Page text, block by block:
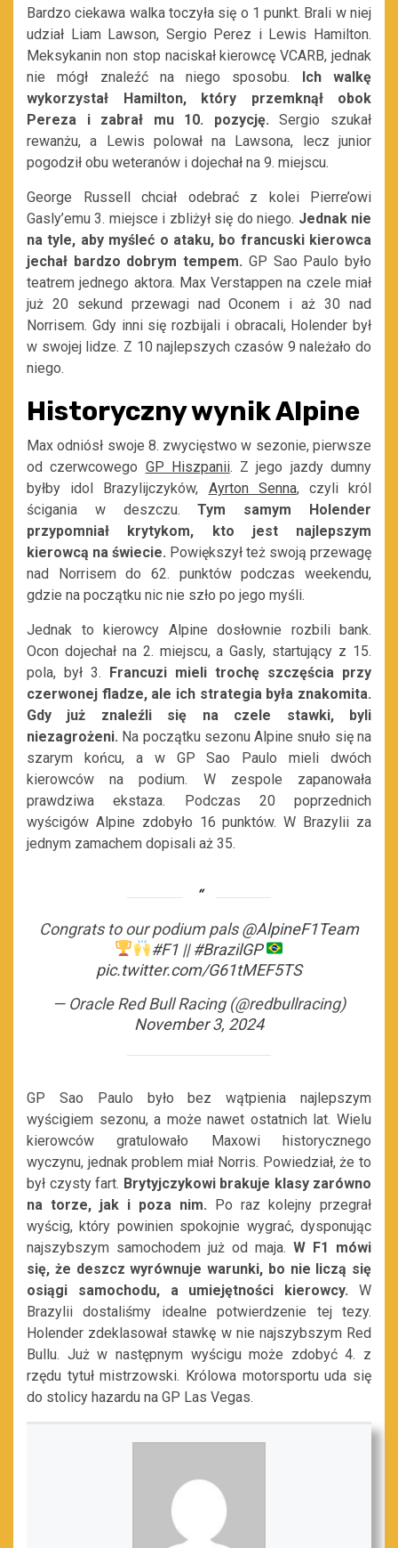
Bardzo ciekawa walka toczyła się o 1 punkt. Brali w niej
udział Liam Lawson, Sergio Perez i Lewis Hamilton.
Meksykanin non stop naciskał kierowcę VCARB, jednak
nie mógł znaleźć na niego sposobu. Ich walkę
wykorzystał Hamilton, który przemknął obok
Pereza i zabrał mu 10. pozycję.Sergio szukał
rewanżu, a Lewis polował na Lawsona, lecz junior
pogodził obu weteranów i dojechał na 9. miejscu.
George Russell chciał odebrać z kolei Pierre’owi
Gasly’emu 3. miejsce i zbliżył się do niego. Jednak nie
na tyle, aby myśleć o ataku, bo francuski kierowca
jechał bardzo dobrym tempem. GP Sao Paulo było
teatrem jednego aktora. Max Verstappen na czele miał
już 20 sekund przewagi nad Oconem i aż 30 nad
Norrisem. Gdy inni się rozbijali i obracali, Holender był
w swojej lidze. Z 10 najlepszych czasów 9 należało do
niego.
Historyczny wynik Alpine
Max odniósł swoje 8. zwycięstwo w sezonie, pierwsze
od czerwcowego GP Hiszpanii. Z jego jazdy dumny
byłby idol Brazylijczyków, Ayrton Senna, czyli król
ścigania w deszczu.Tym samym Holender
przypomniał krytykom, kto jest najlepszym
kierowcą na świecie. Powiększył też swoją przewagę
nad Norrisem do 62. punktów podczas weekendu,
gdzie na początku nic nie szło po jego myśli.
Jednak to kierowcy Alpine dosłownie rozbili bank.
Ocon dojechał na 2. miejscu, a Gasly, startujący z 15.
pola, był 3. Francuzi mieli trochę szczęścia przy
czerwonej fladze, ale ich strategia była znakomita.
Gdy już znaleźli się na czele stawki, byli
niezagrożeni. Na początku sezonu Alpine snuło się na
szarym końcu, a w GP Sao Paulo mieli dwóch
kierowców na podium. W zespole zapanowała
prawdziwa ekstaza. Podczas 20 poprzednich
wyścigów Alpine zdobyło 16 punktów. W Brazylii za
jednym zamachem dopisali aż 35.
Congrats to our podium pals@AlpineF1Team
#F1||#BrazilGP
pic.twitter.com/G61tMEF5TS
— Oracle Red Bull Racing (@redbullracing)
November 3, 2024
GP Sao Paulo było bez wątpienia najlepszym
wyścigiem sezonu, a może nawet ostatnich lat. Wielu
kierowców gratulowało Maxowi historycznego
wyczynu, jednak problem miał Norris. Powiedział, że to
był czysty fart. Brytyjczykowi brakuje klasy zarówno
na torze, jak i poza nim. Po raz kolejny przegrał
wyścig, który powinien spokojnie wygrać, dysponując
najszybszym samochodem już od maja. W F1 mówi
się, że deszcz wyrównuje warunki, bo nie liczą się
osiągi samochodu, a umiejętności kierowcy. W
Brazylii dostaliśmy idealne potwierdzenie tej tezy.
Holender zdeklasował stawkę w nie najszybszym Red
Bullu. Już w następnym wyścigu może zdobyć 4. z
rzędu tytuł mistrzowski. Królowa motorsportu uda się
do stolicy hazardu na GP Las Vegas.